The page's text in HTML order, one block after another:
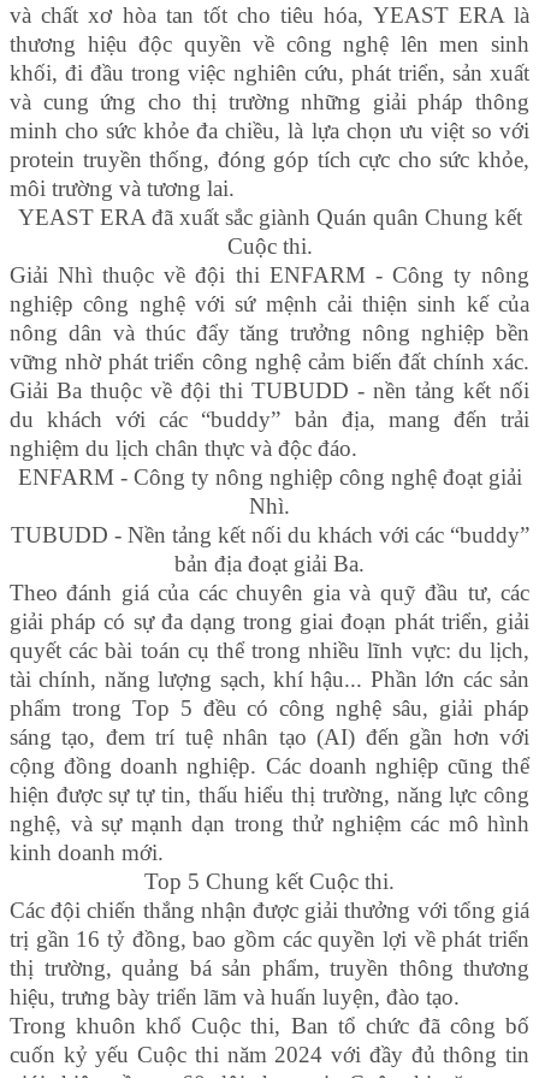
và chất xơ hòa tan tốt cho tiêu hóa, YEAST ERA là
thương hiệu độc quyền về công nghệ lên men sinh
khối, đi đầu trong việc nghiên cứu, phát triển, sản xuất
và cung ứng cho thị trường những giải pháp thông
minh cho sức khỏe đa chiều, là lựa chọn ưu việt so với
protein truyền thống, đóng góp tích cực cho sức khỏe,
môi trường và tương lai.
YEAST ERA đã xuất sắc giành Quán quân Chung kết
Cuộc thi.
Giải Nhì thuộc về đội thi ENFARM - Công ty nông
nghiệp công nghệ với sứ mệnh cải thiện sinh kế của
nông dân và thúc đẩy tăng trưởng nông nghiệp bền
vững nhờ phát triển công nghệ cảm biến đất chính xác.
Giải Ba thuộc về đội thi TUBUDD - nền tảng kết nối
du khách với các “buddy” bản địa, mang đến trải
nghiệm du lịch chân thực và độc đáo.
ENFARM - Công ty nông nghiệp công nghệ đoạt giải
Nhì.
TUBUDD - Nền tảng kết nối du khách với các “buddy”
bản địa đoạt giải Ba.
Theo đánh giá của các chuyên gia và quỹ đầu tư, các
giải pháp có sự đa dạng trong giai đoạn phát triển, giải
quyết các bài toán cụ thể trong nhiều lĩnh vực: du lịch,
tài chính, năng lượng sạch, khí hậu... Phần lớn các sản
phẩm trong Top 5 đều có công nghệ sâu, giải pháp
sáng tạo, đem trí tuệ nhân tạo (AI) đến gần hơn với
cộng đồng doanh nghiệp. Các doanh nghiệp cũng thể
hiện được sự tự tin, thấu hiểu thị trường, năng lực công
nghệ, và sự mạnh dạn trong thử nghiệm các mô hình
kinh doanh mới.
Top 5 Chung kết Cuộc thi.
Các đội chiến thắng nhận được giải thưởng với tổng giá
trị gần 16 tỷ đồng, bao gồm các quyền lợi về phát triển
thị trường, quảng bá sản phẩm, truyền thông thương
hiệu, trưng bày triển lãm và huấn luyện, đào tạo.
Trong khuôn khổ Cuộc thi, Ban tổ chức đã công bố
cuốn kỷ yếu Cuộc thi năm 2024 với đầy đủ thông tin